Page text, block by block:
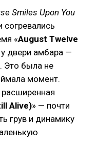
Smiles Upon You
согревались
«August Twelve
двери амбарa —
Это была не
момент.
Alive)» — почти
грув и динамику